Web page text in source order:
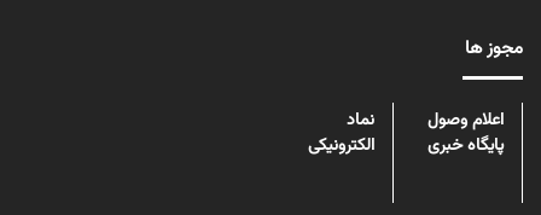
مجوز ها
اعلام وصول
پایگاه خبری
نماد
الکترونیکی